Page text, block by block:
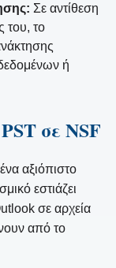
Σε αντίθεση
του, το
ή
σε NSF
αξιόπιστο
εστιάζει
σε αρχεία
από το